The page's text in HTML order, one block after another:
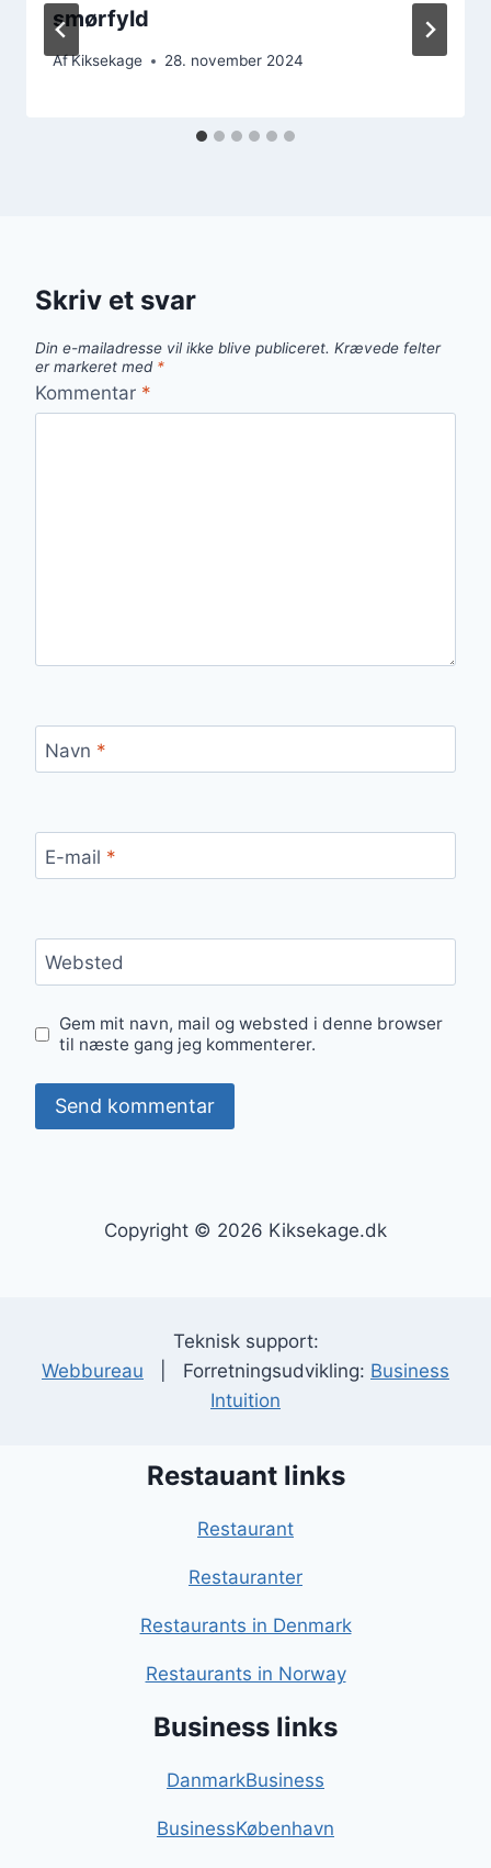
smørfyld
AfKiksekage 28. november 2024
Skriv et svar
Din e-mailadresse vil ikke blive publiceret. Krævede felter
er markeret med *
Kommentar *
Navn *
E-mail *
Websted
Gem mit navn, mail og websted i denne browser
til næste gang jeg kommenterer.
Copyright © 2026 Kiksekage.dk
Teknisk support:
Webbureau | Forretningsudvikling: Business
Intuition
Restauant links
Restaurant
Restauranter
Restaurants in Denmark
Restaurants in Norway
Business links
DanmarkBusiness
BusinessKøbenhavn